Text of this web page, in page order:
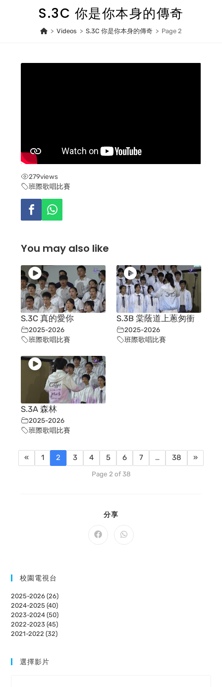
S.3C 你是你本身的傳奇
> Videos > S.3C 你是你本身的傳奇 > Page 2
279views
班際歌唱比賽
You may also like
S.3C 真的愛你
2025-2026
班際歌唱比賽
S.3B 棠蔭道上蔥匆衝
2025-2026
班際歌唱比賽
S.3A 森林
2025-2026
班際歌唱比賽
« 1 2 3 4 5 6 7 … 38 »
Page 2 of 38
分享
CONTENT
Opens
Opens
校園電視台
2025-2026 (26)
2024-2025 (40)
2023-2024 (50)
2022-2023 (45)
2021-2022 (32)
選擇影片